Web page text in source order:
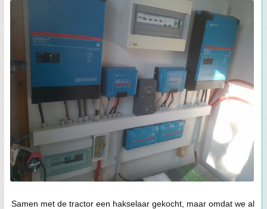
Samen met de tractor een hakselaar gekocht, maar omdat we al